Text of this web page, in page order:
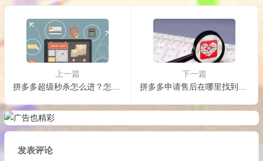
上一篇
下一篇
发表评论